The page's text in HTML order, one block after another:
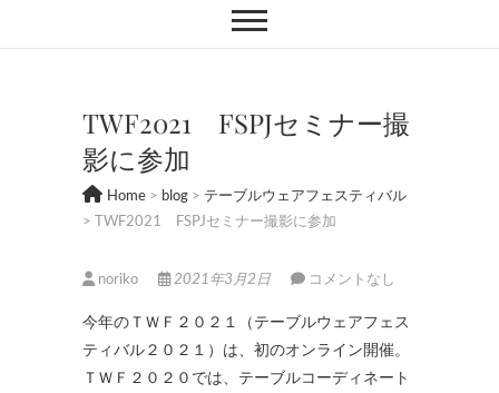
TWF2021 FSPJセミナー撮
影に参加
Home > blog > テーブルウェアフェスティバル
> TWF2021 FSPJセミナー撮影に参加
noriko 2021年3月2日 コメントなし
今年のＴＷＦ２０２１（テーブルウェアフェス
ティバル２０２１）は、初のオンライン開催。
ＴＷＦ２０２０では、テーブルコーディネート